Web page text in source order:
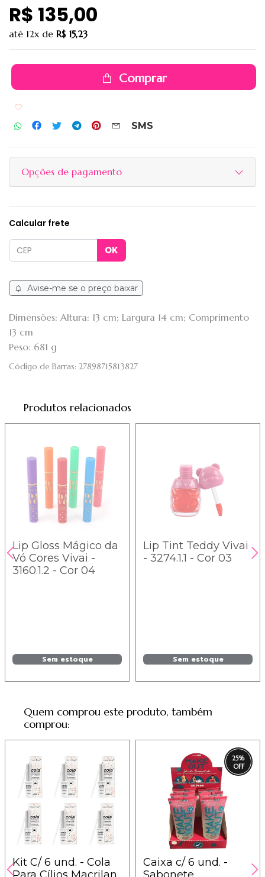
R$ 135,00
até 12x de R$ 15,23
Comprar
SMS
Opções de pagamento
Calcular frete
Avise-me se o preço baixar
Dimensões: Altura: 13 cm; Largura 14 cm; Comprimento
13 cm
Peso: 681 g
Código de Barras: 27898715813827
Produtos relacionados
Lip Gloss Mágico da
Vó Cores Vivai -
3160.1.2 - Cor 04
Sem estoque
Lip Tint Teddy Vivai
- 3274.1.1 - Cor 03
Sem estoque
Quem comprou este produto, também
comprou:
Kit C/ 6 und. - Cola
25%
Caixa c/ 6 und. -